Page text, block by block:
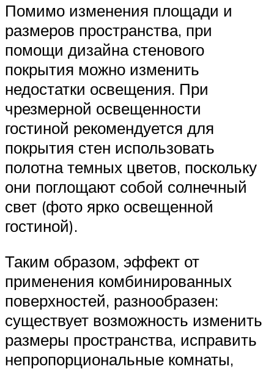
Помимо изменения площади и
размеров пространства, при
помощи дизайна стенового
покрытия можно изменить
недостатки освещения. При
чрезмерной освещенности
гостиной рекомендуется для
покрытия стен использовать
полотна темных цветов, поскольку
они поглощают собой солнечный
свет (фото ярко освещенной
гостиной).
Таким образом, эффект от
применения комбинированных
поверхностей, разнообразен:
существует возможность изменить
размеры пространства, исправить
непропорциональные комнаты,